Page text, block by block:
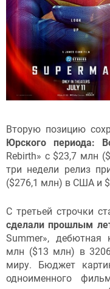
Вторую позицию
Юрского периода:
Rebirth» с $23,7 млн
три недели релиз
($276,1 млн) в США и
С третьей строчки
сделали прошлым
Summer», дебютная
млн ($13 млн) в
миру. Бюджет
одноименного